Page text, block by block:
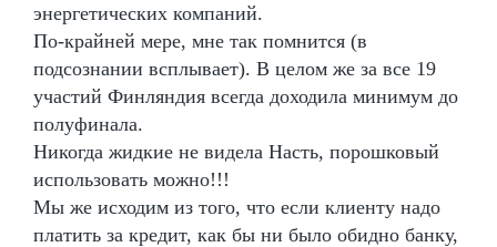
энергетических компаний.
По-крайней мере, мне так помнится (в
подсознании всплывает). В целом же за все 19
участий Финляндия всегда доходила минимум до
полуфинала.
Никогда жидкие не видела Насть, порошковый
использовать можно!!!
Мы же исходим из того, что если клиенту надо
платить за кредит, как бы ни было обидно банку,